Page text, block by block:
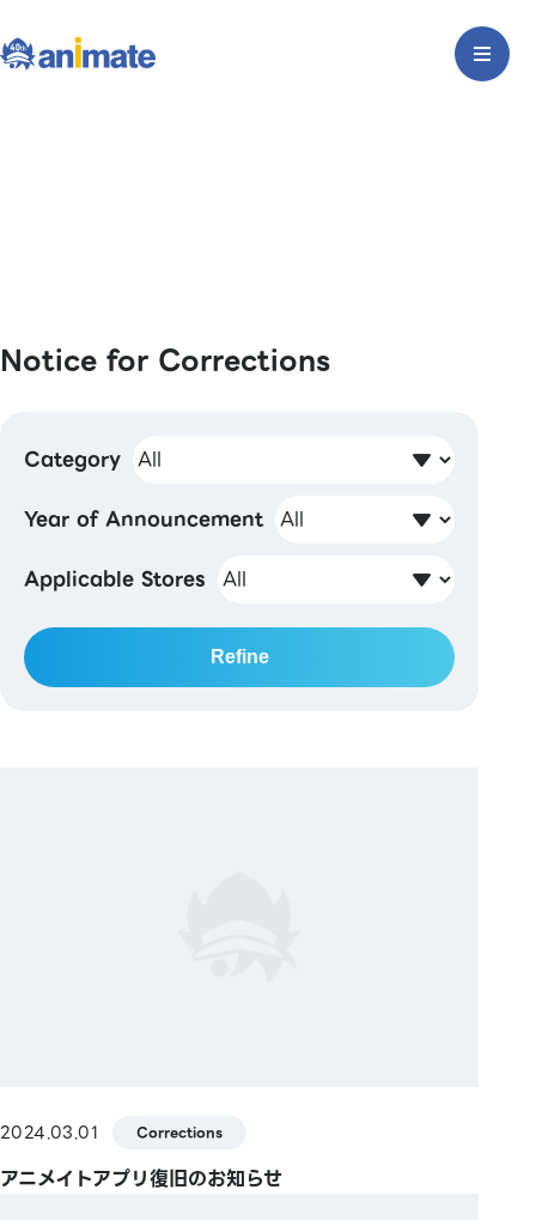
Notice for Corrections
Category
Year of Announcement
Applicable Stores
Refine
2024.03.01 Corrections
アニメイトアプリ復旧のお知らせ